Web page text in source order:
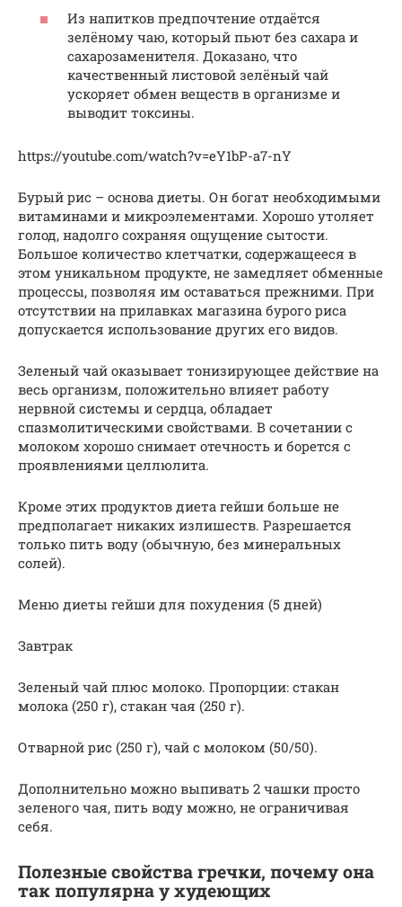
Из напитков предпочтение отдаётся
зелёному чаю, который пьют без сахара и
сахарозаменителя. Доказано, что
качественный листовой зелёный чай
ускоряет обмен веществ в организме и
выводит токсины.
https://youtube.com/watch?v=eY1bP-a7-nY
Бурый рис – основа диеты. Он богат необходимыми
витаминами и микроэлементами. Хорошо утоляет
голод, надолго сохраняя ощущение сытости.
Большое количество клетчатки, содержащееся в
этом уникальном продукте, не замедляет обменные
процессы, позволяя им оставаться прежними. При
отсутствии на прилавках магазина бурого риса
допускается использование других его видов.
Зеленый чай оказывает тонизирующее действие на
весь организм, положительно влияет работу
нервной системы и сердца, обладает
спазмолитическими свойствами. В сочетании с
молоком хорошо снимает отечность и борется с
проявлениями целлюлита.
Кроме этих продуктов диета гейши больше не
предполагает никаких излишеств. Разрешается
только пить воду (обычную, без минеральных
солей).
Меню диеты гейши для похудения (5 дней)
Завтрак
Зеленый чай плюс молоко. Пропорции: стакан
молока (250 г), стакан чая (250 г).
Отварной рис (250 г), чай с молоком (50/50).
Дополнительно можно выпивать 2 чашки просто
зеленого чая, пить воду можно, не ограничивая
себя.
Полезные свойства гречки, почему она
так популярна у худеющих